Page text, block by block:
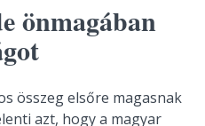
önmagában
összeg elsőre magasnak
azt, hogy a magyar